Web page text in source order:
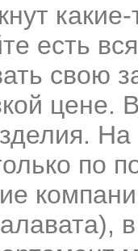
есть
свою
цене.
по